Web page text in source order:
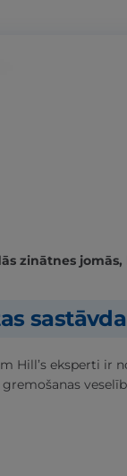
zinātnes
Hill’s eksperti ir